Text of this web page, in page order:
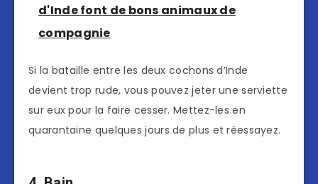
d'Inde font de bons animaux de
compagnie
Si la bataille entre les deux cochons d’Inde
devient trop rude, vous pouvez jeter une serviette
sur eux pour la faire cesser. Mettez-les en
quarantaine quelques jours de plus et réessayez.